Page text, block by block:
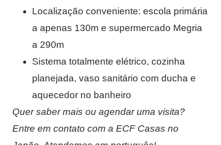
Localização conveniente: escola primária
a apenas 130m e supermercado Megria
a 290m
Sistema totalmente elétrico, cozinha
planejada, vaso sanitário com ducha e
aquecedor no banheiro
Quer saber mais ou agendar uma visita?
Entre em contato com a ECF Casas no